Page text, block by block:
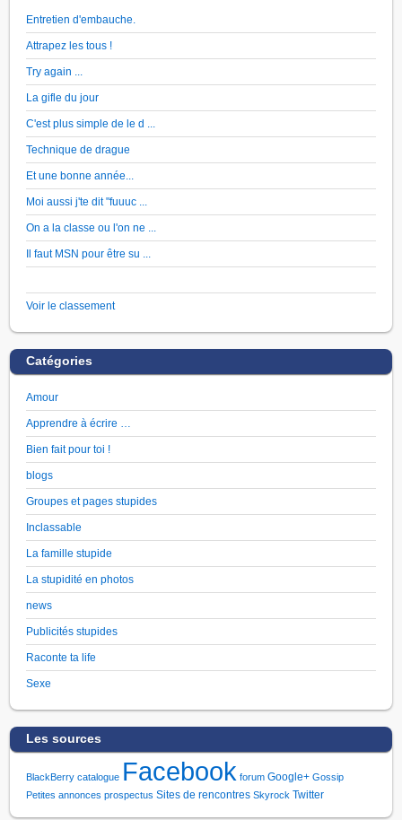
Entretien d'embauche.
Attrapez les tous !
Try again ...
La gifle du jour
C'est plus simple de le d ...
Technique de drague
Et une bonne année...
Moi aussi j'te dit "fuuuc ...
On a la classe ou l'on ne ...
Il faut MSN pour être su ...
Voir le classement
Catégories
Amour
Apprendre à écrire …
Bien fait pour toi !
blogs
Groupes et pages stupides
Inclassable
La famille stupide
La stupidité en photos
news
Publicités stupides
Raconte ta life
Sexe
Les sources
BlackBerry catalogue Facebook forum Google+ Gossip
Petites annonces prospectus Sites de rencontres Skyrock Twitter